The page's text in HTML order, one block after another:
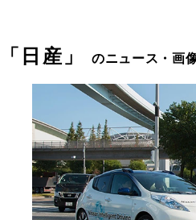
「 日産 」のニュース・画